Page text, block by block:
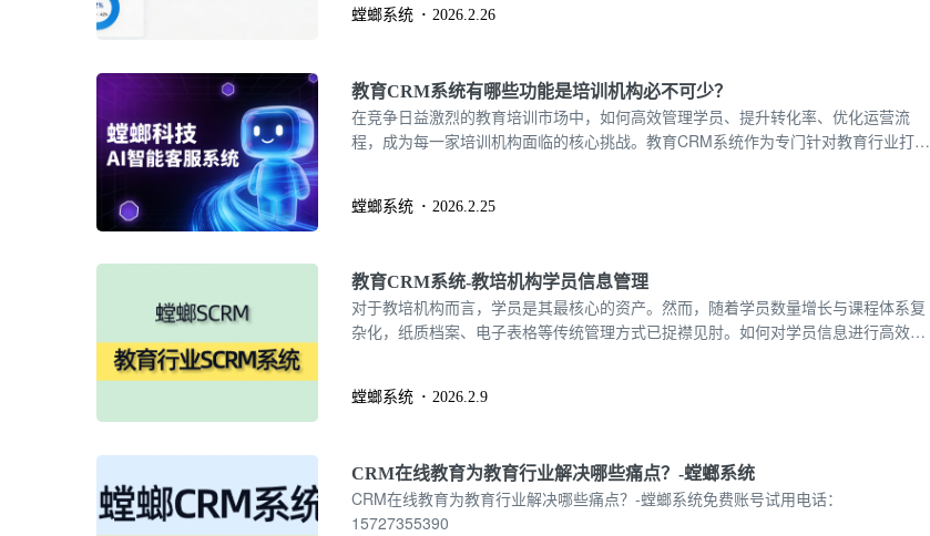
螳螂系统 2026.2.26
教育CRM系统有哪些功能是培训机构必不可少？
在竞争日益激烈的教育培训市场中，如何高效管理学员、提升转化率、优化运营流
程，成为每一家培训机构面临的核心挑战。教育CRM系统作为专门针对教育行业打造
螳螂系统 2026.2.25
教育CRM系统-教培机构学员信息管理
对于教培机构而言，学员是其最核心的资产。然而，随着学员数量增长与课程体系复
杂化，纸质档案、电子表格等传统管理方式已捉襟见肘。如何对学员信息进行高效、
螳螂系统 2026.2.9
CRM在线教育为教育行业解决哪些痛点？-螳螂系统
CRM在线教育为教育行业解决哪些痛点？-螳螂系统免费账号试用电话：
15727355390